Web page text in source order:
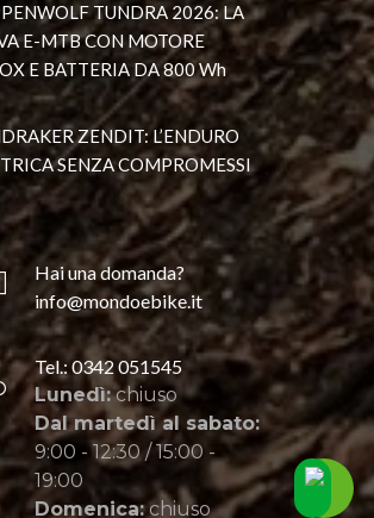
TUNDRA 2026: LA
E-MTB CON MOTORE
E BATTERIA DA 800 Wh
ZENDIT: L’ENDURO
SENZA COMPROMESSI
Hai una domanda?
info@mondoebike.it
Tel.: 0342 051545
Lunedì:chiuso
Dal martedì al sabato:
9:00 - 12:30 / 15:00 -
19:00
Domenica:chiuso